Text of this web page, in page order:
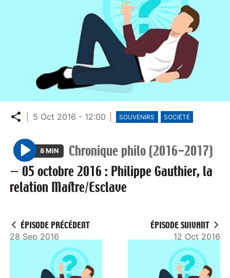
Partager
5 Oct 2016 - 12:00 SOUVENIRS SOCIÉTÉ
P
l
a
8 MIN
Chronique philo (2016-2017)
—05 octobre 2016 : Philippe Gauthier, la
relation Maître/Esclave
ÉPISODE PRÉCÉDENT
28 Sep 2016
ÉPISODE SUIVANT
12 Oct 2016